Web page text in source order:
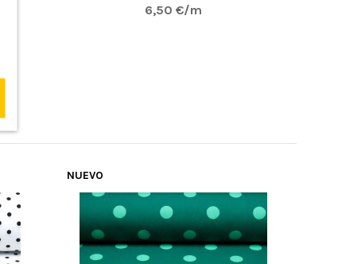
6,50 €/m
NUEVO